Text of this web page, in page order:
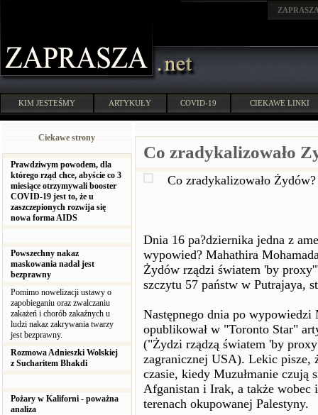
KIM JESTEŚMY ARTYKUŁY COVID-19 CIEKAWE LINKI
Ciekawe strony
Prawdziwym powodem, dla
którego rząd chce, abyście co 3
miesiące otrzymywali booster
COVID-19 jest to, że u
zaszczepionych rozwija się
nowa forma AIDS
Powszechny nakaz
maskowania nadal jest
bezprawny
Pomimo nowelizacji ustawy o
zapobieganiu oraz zwalczaniu
zakażeń i chorób zakaźnych u
ludzi nakaz zakrywania twarzy
jest bezprawny.
Rozmowa Adnieszki Wolskiej
z Sucharitem Bhakdi
Pożary w Kaliforni - poważna
analiza
Co zradykalizowało
Co zradykalizowało Żydów?
Dnia 16 pa?dziernika jedna z
wypowied? Mahathira
Żydów rządzi światem 'by
szczytu 57 państw w Putrajaya,
Następnego dnia po wypowiedzi
opublikował w "Toronto Star"
("Żydzi rządzą światem 'by
zagranicznej USA). Lekic pisze,
czasie, kiedy Muzułmanie czują
Afganistan i Irak, a także wobec
terenach okupowanej Palestyny.